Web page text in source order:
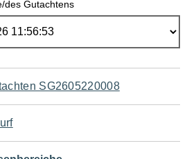
des Gutachtens
SG2605220008